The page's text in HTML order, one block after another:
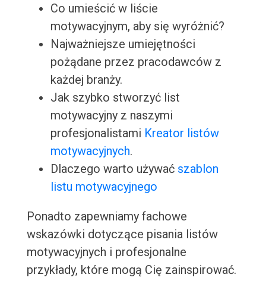
Co umieścić w liście
motywacyjnym, aby się wyróżnić?
Najważniejsze umiejętności
pożądane przez pracodawców z
każdej branży.
Jak szybko stworzyć list
motywacyjny z naszymi
profesjonalistami Kreator listów
motywacyjnych.
Dlaczego warto używać szablon
listu motywacyjnego
Ponadto zapewniamy fachowe
wskazówki dotyczące pisania listów
motywacyjnych i profesjonalne
przykłady, które mogą Cię zainspirować.